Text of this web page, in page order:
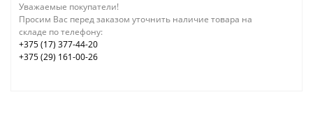
Уважаемые покупатели!
Просим Вас перед заказом уточнить наличие товара на
складе по телефону:
+375 (17) 377-44-20
+375 (29) 161-00-26